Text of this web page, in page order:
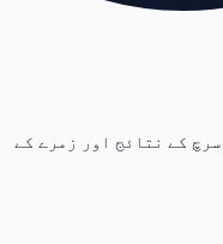
کے نتائج اور زمرے کے